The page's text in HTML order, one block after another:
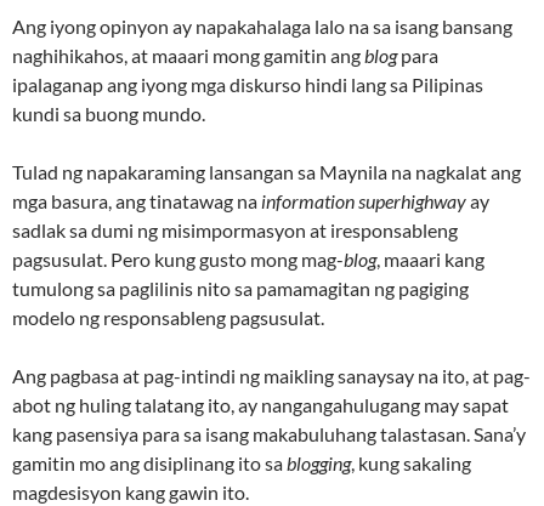
Ang iyong opinyon ay napakahalaga lalo na sa isang bansang
naghihikahos, at maaari mong gamitin angblogpara
ipalaganap ang iyong mga diskurso hindi lang sa Pilipinas
kundi sa buong mundo.
Tulad ng napakaraming lansangan sa Maynila na nagkalat ang
mga basura, ang tinatawag na information superhighwayay
sadlak sa dumi ng misimpormasyon at iresponsableng
pagsusulat. Pero kung gusto mong mag-blog, maaari kang
tumulong sa paglilinis nito sa pamamagitan ng pagiging
modelo ng responsableng pagsusulat.
Ang pagbasa at pag-intindi ng maikling sanaysay na ito, at pag-
abot ng huling talatang ito, ay nangangahulugang may sapat
kang pasensiya para sa isang makabuluhang talastasan. Sana’y
gamitin mo ang disiplinang ito sablogging, kung sakaling
magdesisyon kang gawin ito.